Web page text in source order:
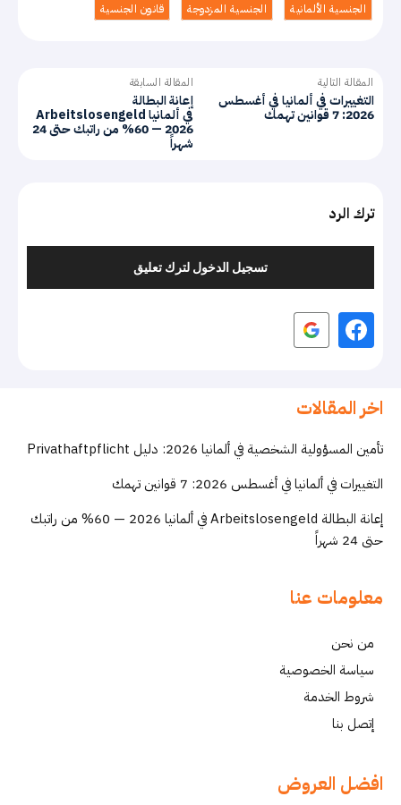
الجنسية الألمانية
الجنسية المزدوجة قانون الجنسية
المقالة السابقة
إعانة البطالة
Arbeitslosengeld في ألمانيا
2026 — 60% من راتبك حتى 24
شهراً
المقالة التالية
التغييرات في ألمانيا في أغسطس
2026: 7 قوانين تهمك
ترك الرد
تسجيل الدخول لترك تعليق
اخر المقالات
تأمين المسؤولية الشخصية في ألمانيا 2026: دليل Privathaftpflicht
التغييرات في ألمانيا في أغسطس 2026: 7 قوانين تهمك
إعانة البطالة Arbeitslosengeld في ألمانيا 2026 — 60% من راتبك
حتى 24 شهراً
معلومات عنا
من نحن
سياسة الخصوصية
شروط الخدمة
إتصل بنا
افضل العروض